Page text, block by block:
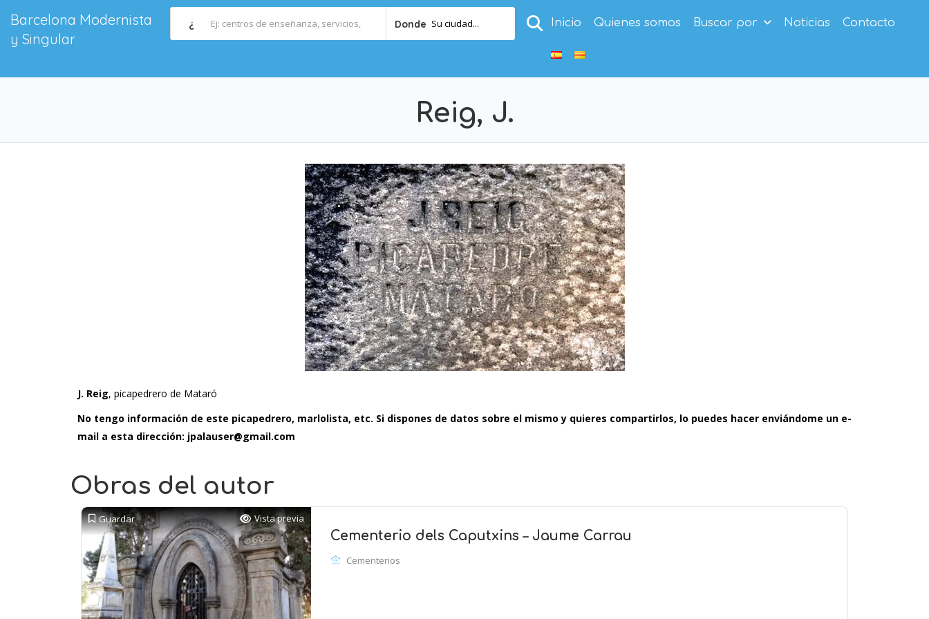
Barcelona Modernista
y Singular
¿ Donde Su ciudad... Inicio Quienes somos Buscar por Noticias Contacto
Reig, J.
J. Reig, picapedrero de Mataró
No tengo información de este picapedrero, marlolista, etc. Si dispones de datos sobre el mismo y quieres compartirlos, lo puedes hacer enviándome un e-
mail a esta dirección: jpalauser@gmail.com
Obras del autor
Guardar Vista previa
Cementerio dels Caputxins – Jaume Carrau
Cementerios